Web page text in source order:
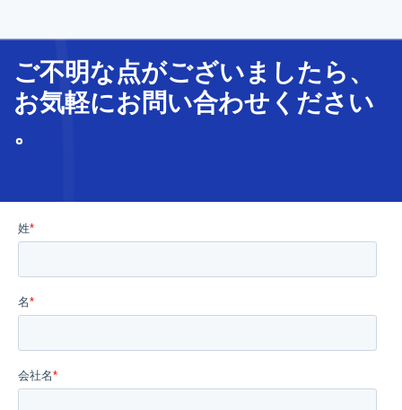
ご不明な点がございましたら、
お気軽にお問い合わせ ください
。